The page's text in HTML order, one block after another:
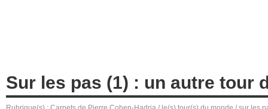
Sur les pas (1) : un autre tour